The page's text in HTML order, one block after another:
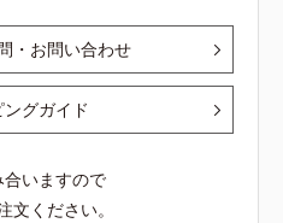
・お問い合わせ
グガイド
合いますので
文ください。